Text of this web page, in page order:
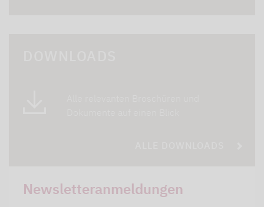
Newsletteranmeldungen